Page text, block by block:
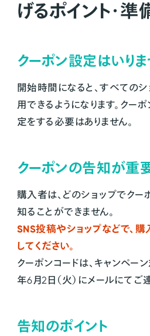
げるポイント・準
クーポン設定はいり
開始時間になると、すべての
用できるようになります。クー
定をする必要はありません。
クーポンの告知が重
購入者は、どのショップでク
知ることができません。
SNS投稿やショップなどで、
してください。
クーポンコードは、キャンペー
年6月2日（火）にメールにてご
告知のポイント